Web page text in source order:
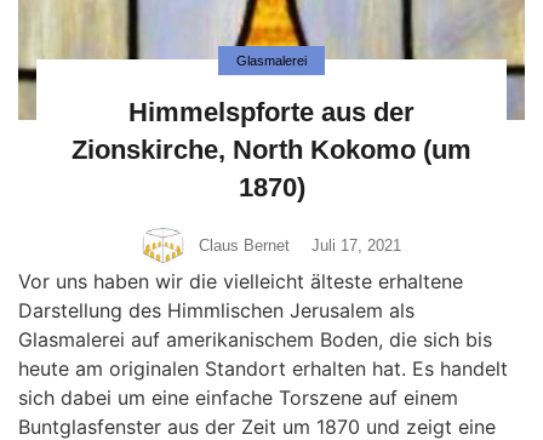
Glasmalerei
Himmelspforte aus der
Zionskirche, North Kokomo (um
1870)
Claus Bernet Juli 17, 2021
Vor uns haben wir die vielleicht älteste erhaltene
Darstellung des Himmlischen Jerusalem als
Glasmalerei auf amerikanischem Boden, die sich bis
heute am originalen Standort erhalten hat. Es handelt
sich dabei um eine einfache Torszene auf einem
Buntglasfenster aus der Zeit um 1870 und zeigt eine